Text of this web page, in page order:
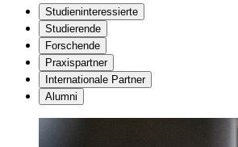
Studieninteressierte
Studierende
Forschende
Praxispartner
Internationale Partner
Alumni